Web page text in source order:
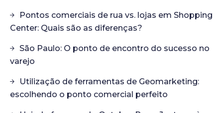
Pontos comerciais de rua vs. lojas em Shopping
Center: Quais são as diferenças?
São Paulo: O ponto de encontro do sucesso no
varejo
Utilização de ferramentas de Geomarketing:
escolhendo o ponto comercial perfeito